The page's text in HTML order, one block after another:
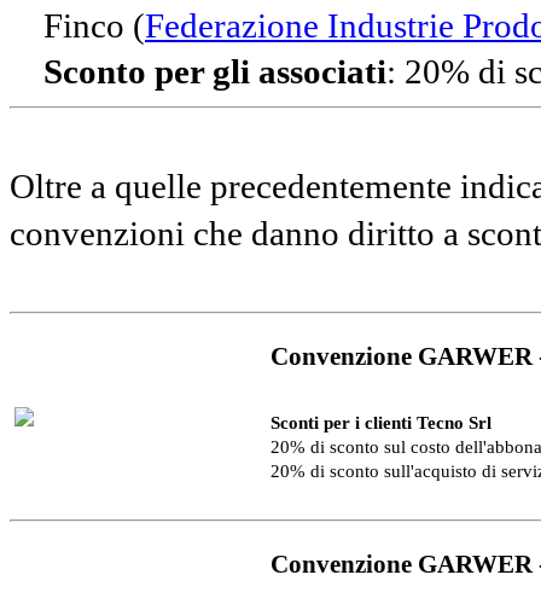
Finco (Federazione Industrie
Sconto per gli associati: 20% di
Oltre a quelle precedentemente
convenzioni che danno diritto a
Convenzione
Sconti per i clienti Tecno Srl
20% di sconto sul costo
20% di sconto sull'acquisto di
Convenzione